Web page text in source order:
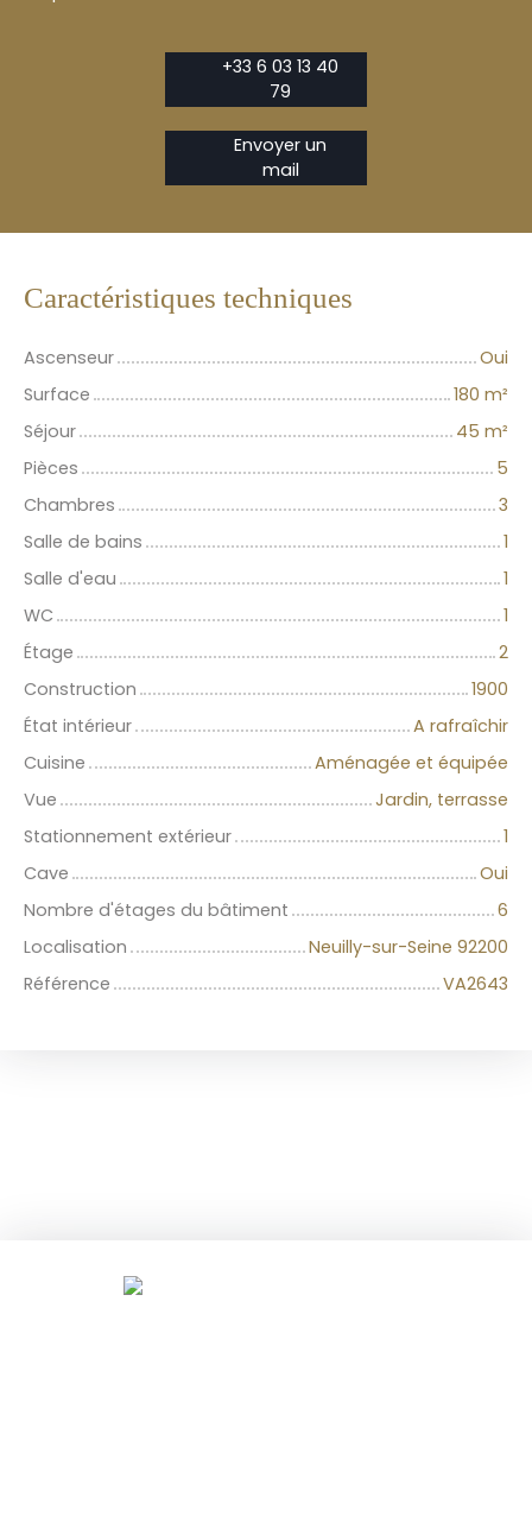
+33 6 03 13 40
79
Envoyer un
mail
Caractéristiques techniques
Ascenseur
Oui
Surface
180 m²
Séjour
45 m²
Pièces
5
Chambres
3
Salle de bains
1
Salle d'eau
1
WC
1
Étage
2
Construction
1900
État intérieur
A rafraîchir
Cuisine
Aménagée et équipée
Vue
Jardin, terrasse
Stationnement extérieur
1
Cave
Oui
Nombre d'étages du bâtiment
6
Localisation
Neuilly-sur-Seine 92200
Référence
VA2643